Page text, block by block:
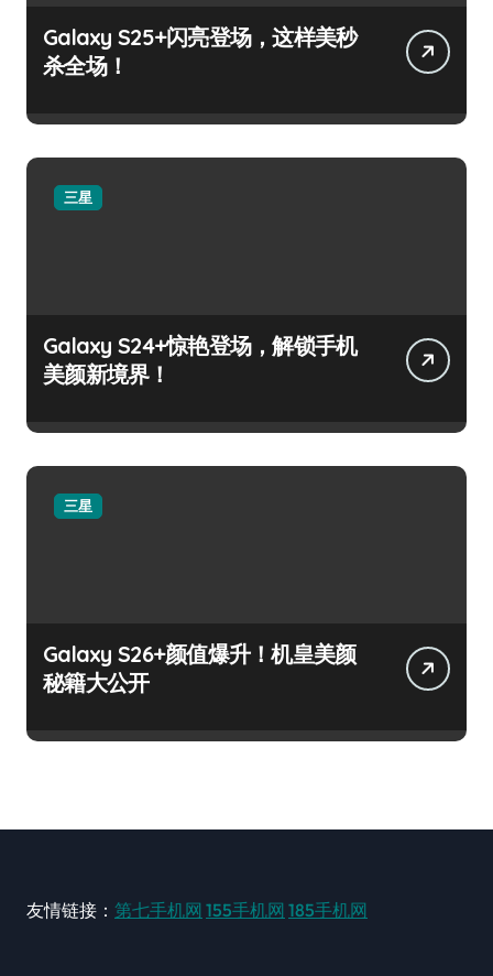
Galaxy S25+闪亮登场，这样美秒
杀全场！
三星
Galaxy S24+惊艳登场，解锁手机
美颜新境界！
三星
Galaxy S26+颜值爆升！机皇美颜
秘籍大公开
友情链接： 第七手机网 155手机网 185手机网